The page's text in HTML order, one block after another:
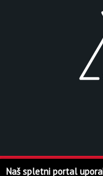
Naš spletni portal